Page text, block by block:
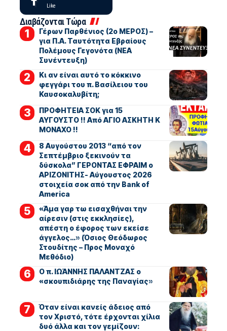
Like
Διαβάζονται Τώρα
Γέρων Παρθένιος (2ο ΜΕΡΟΣ) –
για Π.Α. Ταυτότητα Εβραίους
Πολέμους Γεγονότα (ΝΕΑ
Συνέντευξη)
Κι αν είναι αυτό το κόκκινο
φεγγάρι του π. Βασίλειου του
Καυσοκαλυβίτη;
ΠΡΟΦΗΤΕΙΑ ΣΟΚ για 15
ΑΥΓΟΥΣΤΟ !! Από ΑΓΙΟ ΑΣΚΗΤΗ Κ
ΜΟΝΑΧΟ !!
8 Αυγούστου 2013 “από τον
Σεπτέμβριο ξεκινούν τα
δύσκολα” ΓΕΡΟΝΤΑΣ ΕΦΡΑΙΜ ο
ΑΡΙΖΟΝΙΤΗΣ- Αύγουστος 2026
στοιχεία σοκ από την Bank of
America
«Άμα γαρ τω εισαχθήναι την
αίρεσιν (στις εκκλησίες),
απέστη ο έφορος των εκείσε
άγγελος…» (Όσιος Θεόδωρος
Στουδίτης – Προς Μοναχό
Μεθόδιο)
Ο π. ΙΩΆΝΝΗΣ ΠΑΛΑΝΤΖΑΣ ο
«σκουπιδιάρης της Παναγίας»
Όταν είναι κανείς άδειος από
τον Χριστό, τότε έρχονται χίλια
δυό άλλα και τον γεμίζουν: